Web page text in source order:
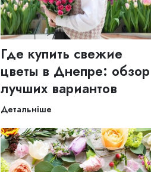
Где купить свежие
цветы в Днепре: обзор
лучших вариантов
Детальніше